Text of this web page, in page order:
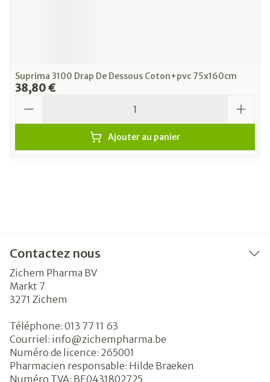
Suprima 3100 Drap De Dessous Coton+pvc 75x160cm
38,80 €
Ajouter au panier
Contactez nous
Zichem Pharma BV
Markt 7
3271 Zichem
Téléphone: 013 77 11 63
Courriel: info@zichempharma.be
Numéro de licence: 265001
Pharmacien responsable: Hilde Braeken
Numéro TVA: BE0431802725